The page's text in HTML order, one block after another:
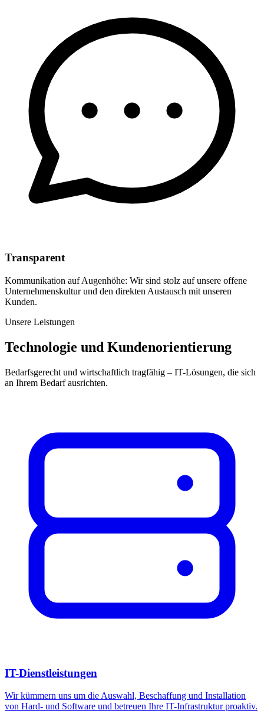
Transparent
Kommunikation auf Augenhöhe: Wir sind stolz auf unsere offene
Unternehmenskultur und den direkten Austausch mit unseren
Kunden.
Unsere Leistungen
Technologie und Kundenorientierung
Bedarfsgerecht und wirtschaftlich tragfähig – IT-Lösungen, die sich
an Ihrem Bedarf ausrichten.
IT-Dienstleistungen
Wir kümmern uns um die Auswahl, Beschaffung und Installation
von Hard- und Software und betreuen Ihre IT-Infrastruktur proaktiv.